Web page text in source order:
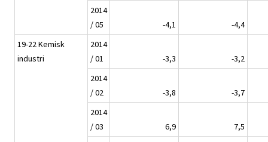
2014
/ 05
-4,1
-4,4
19-22 Kemisk
industri
2014
/ 01
-3,3
-3,2
2014
/ 02
-3,8
-3,7
2014
/ 03
6,9
7,5